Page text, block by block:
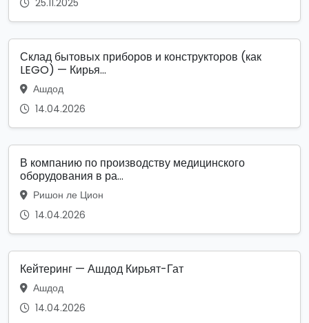
25.11.2025
Склад бытовых приборов и конструкторов (как
LEGO) — Кирья...
Ашдод
14.04.2026
В компанию по производству медицинского
оборудования в ра...
Ришон ле Цион
14.04.2026
Кейтеринг — Ашдод Кирьят-Гат
Ашдод
14.04.2026